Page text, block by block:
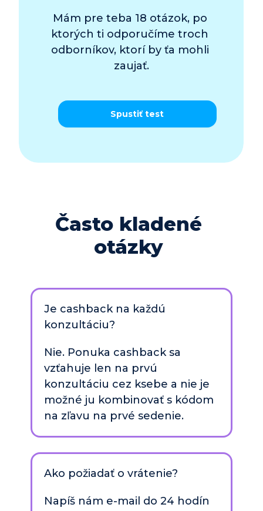
Mám pre teba 18 otázok, po
ktorých ti odporučíme troch
odborníkov, ktorí by ťa mohli
zaujať.
Spustiť test
Často kladené
otázky
Je cashback na každú
konzultáciu?
Nie. Ponuka cashback sa
vzťahuje len na prvú
konzultáciu cez ksebe a nie je
možné ju kombinovať s kódom
na zľavu na prvé sedenie.
Ako požiadať o vrátenie?
Napíš nám e-mail do 24 hodín